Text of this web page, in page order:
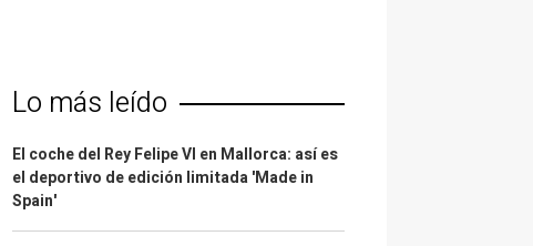
Lo más leído
El coche del Rey Felipe VI en Mallorca: así es
el deportivo de edición limitada 'Made in
Spain'